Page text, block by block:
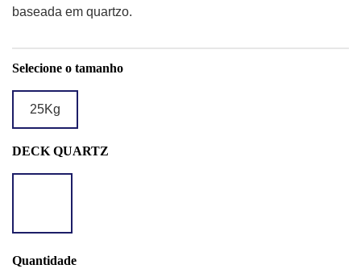
baseada em quartzo.
Selecione o tamanho
25Kg
DECK QUARTZ
Quantidade